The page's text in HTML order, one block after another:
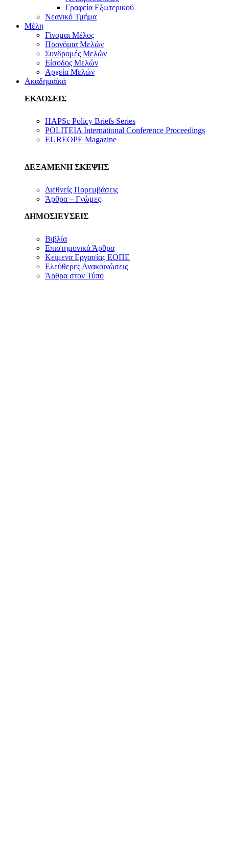
Γραφεία Εξωτερικού
Νεανικό Τμήμα
Μέλη
Γίνομαι Μέλος
Προνόμια Μελών
Συνδρομές Μελών
Είσοδος Μελών
Αρχεία Μελών
Ακαδημαϊκά
ΕΚΔΟΣΕΙΣ
HAPSc Policy Briefs Series
POLITEIA International Conference Proceedings
EUREOPE Magazine
ΔΕΞΑΜΕΝΗ ΣΚΕΨΗΣ
Διεθνείς Παρεμβάσεις
Άρθρα – Γνώμες
ΔΗΜΟΣΙΕΥΣΕΙΣ
Βιβλία
Επιστημονικά Άρθρα
Κείμενα Εργασίας ΕΟΠΕ
Ελεύθερες Ανακοινώσεις
Άρθρα στον Τύπο